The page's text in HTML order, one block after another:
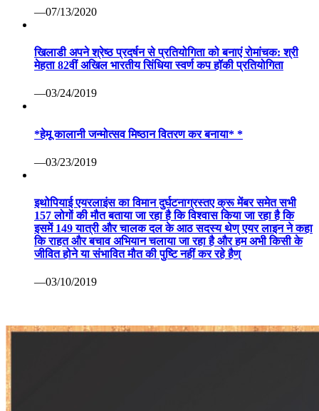
—07/13/2020
खिलाडी अपने श्रेष्ठ प्रदर्षन से प्रतियोगिता को बनाएं रोमांचक: श्री
मेहता 82वीं अखिल भारतीय सिंधिया स्वर्ण कप हॉकी प्रतियोगिता
—03/24/2019
*हेमू कालानी जन्मोत्सव मिष्ठान वितरण कर बनाया* *
—03/23/2019
इथोपियाई एयरलाइंस का विमान दुर्घटनाग्रस्तए क्रू मेंबर समेत सभी
157 लोगों की मौत बताया जा रहा है कि विश्वास किया जा रहा है कि
इसमें 149 यात्री और चालक दल के आठ सदस्य थेण् एयर लाइन ने कहा
कि राहत और बचाव अभियान चलाया जा रहा है और हम अभी किसी के
जीवित होने या संभावित मौत की पुष्टि नहीं कर रहे हैण्
—03/10/2019